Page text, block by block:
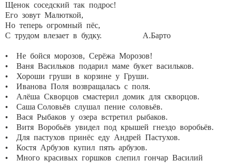
Щенок соседский так подрос!
Его зовут Малюткой,
Но теперь огромный пёс,
С трудом влезает в будку. А.Барто
• Не бойся морозов, Серёжа Морозов!
• Ваня Васильков подарил маме букет васильков.
• Хороши груши в корзине у Груши.
• Иванова Поля возвращалась с поля.
• Алёша Скворцов смастерил домик для скворцов.
• Саша Соловьёв слушал пение соловьёв.
• Вася Рыбаков у озера встретил рыбаков.
• Витя Воробьёв увидел под крышей гнездо воробьёв.
• Для пастухов принёс еду Андрей Пастухов.
• Костя Арбузов купил пять арбузов.
• Много красивых горшков слепил гончар Василий